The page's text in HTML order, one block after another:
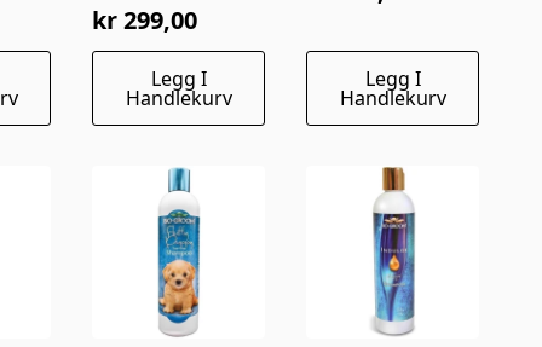
kr299,00
Legg I
Handlekurv
Legg I
Handlekurv